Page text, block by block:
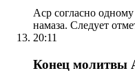
Аср согласно
намаза. Следует
20:11
Конец молитвы